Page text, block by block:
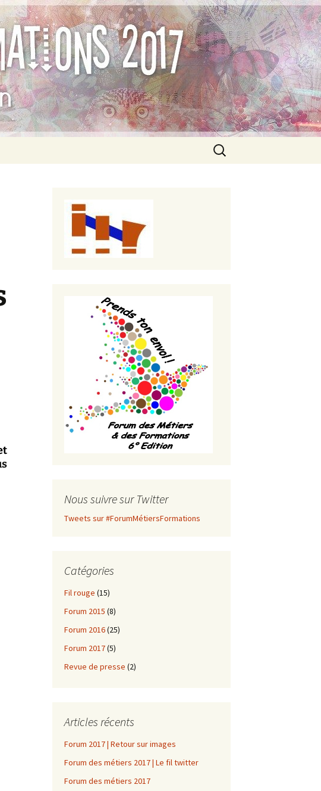
Formations –
Rechercher :
Nous suivre sur Twitter
Tweets sur #ForumMétiersFormations
Catégories
Fil rouge (15)
Forum 2015 (8)
Forum 2016(25)
Forum 2017(5)
Revue de presse (2)
Articles récents
Forum 2017 | Retour sur images
Forum des métiers 2017 | Le fil twitter
Forum des métiers 2017